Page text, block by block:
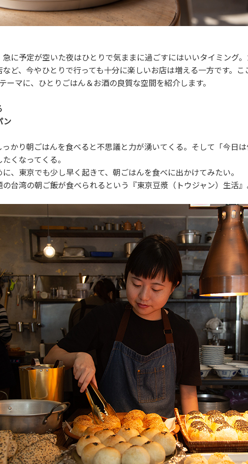
に予定が空いた夜はひとりで気ままに過ごすにはいいタイミング
ど、今やひとりで行っても十分に楽しいお店は増える一方です。
ーマに、ひとりごはん＆お酒の良質な空間を紹介します。
ン
かり朝ごはんを食べると不思議と力が湧いてくる。そして「今日
くなってくる。
、東京でも少し早く起きて、朝ごはんを食べに出かけてみたい。
台湾の朝ご飯が食べられるという『東京豆漿（トウジャン）生活